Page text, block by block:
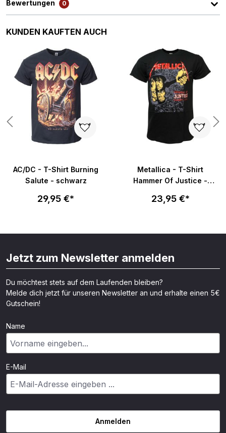
Bewertungen 0
Produktgalerie überspringen
KUNDEN KAUFTEN AUCH
AC/DC - T-Shirt Burning
Salute - schwarz
29,95 €*
Metallica - T-Shirt
Hammer Of Justice -
23,95 €*
Jetzt zum Newsletter anmelden
Du möchtest stets auf dem Laufenden bleiben?
Melde dich jetzt für unseren Newsletter an und erhalte einen 5€
Gutschein!
Name
E-Mail
Anmelden